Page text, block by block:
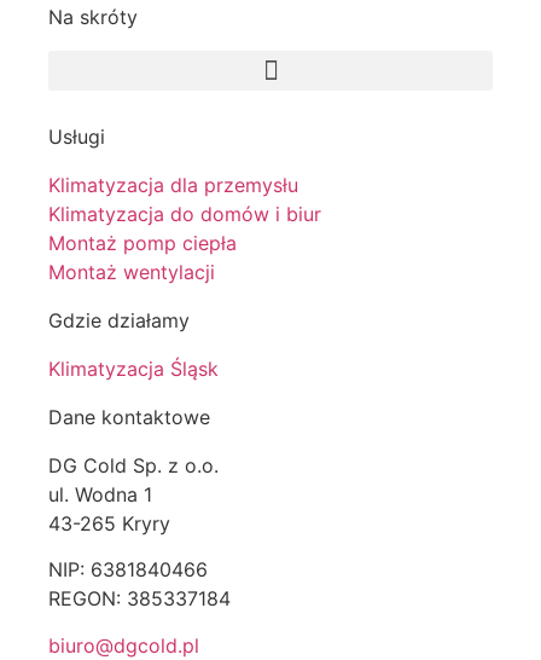
Na skróty
Usługi
Klimatyzacja dla przemysłu
Klimatyzacja do domów i biur
Montaż pomp ciepła
Montaż wentylacji
Gdzie działamy
Klimatyzacja Śląsk
Dane kontaktowe
DG Cold Sp. z o.o.
ul. Wodna 1
43-265 Kryry
NIP: 6381840466
REGON: 385337184
biuro@dgcold.pl